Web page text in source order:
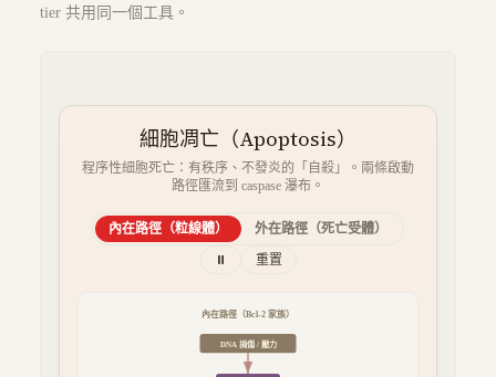
tier 共用同一個工具。
細胞凋亡（Apoptosis）
程序性細胞死亡：有秩序、不發炎的「自殺」。兩條啟動
路徑匯流到 caspase 瀑布。
內在路徑（粒線體）
外在路徑（死亡受體）
⏸
重置
內在路徑（Bcl-2 家族）
DNA 損傷 / 壓力